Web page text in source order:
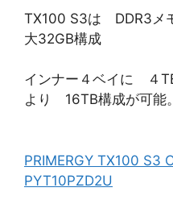
TX100 S3は DDR3メ
大32GB構成
インナー４ベイに ４
より 16TB構成が可能。
PRIMERGY TX100 S3
PYT10PZD2U